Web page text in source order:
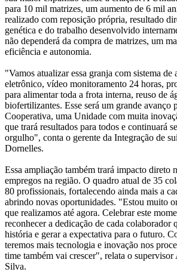
para 10 mil matrizes, um aumento de 6 mil
realizado com reposição própria, resultado
genética e do trabalho desenvolvido
não dependerá da compra de matrizes, um
eficiência e autonomia.
"Vamos atualizar essa granja com sistema de
eletrônico, vídeo monitoramento 24 horas,
para alimentar toda a frota interna, reuso de
biofertilizantes. Esse será um grande avanço
Cooperativa, uma Unidade com muita
que trará resultados para todos e continuará
orgulho", conta o gerente da Integração de
Dornelles.
Essa ampliação também trará impacto direto
empregos na região. O quadro atual de 35
80 profissionais, fortalecendo ainda mais a
abrindo novas oportunidades. "Estou muito
que realizamos até agora. Celebrar este
reconhecer a dedicação de cada colaborador
história e gerar a expectativa para o futuro.
teremos mais tecnologia e inovação nos
time também vai crescer", relata o
Silva.